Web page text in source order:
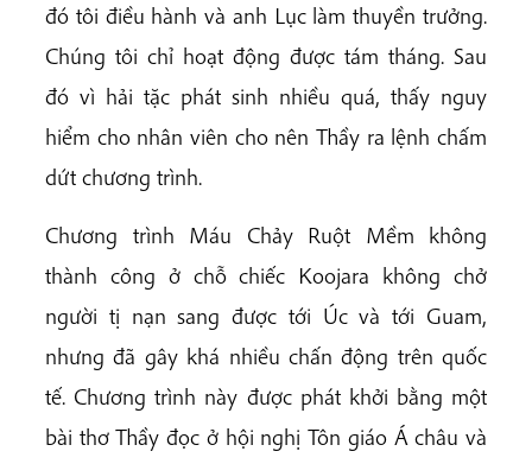
đó tôi điều hành và anh Lục làm thuyền trưởng.
Chúng tôi chỉ hoạt động được tám tháng. Sau
đó vì hải tặc phát sinh nhiều quá, thấy nguy
hiểm cho nhân viên cho nên Thầy ra lệnh chấm
dứt chương trình.
Chương trình Máu Chảy Ruột Mềm không
thành công ở chỗ chiếc Koojara không chở
người tị nạn sang được tới Úc và tới Guam,
nhưng đã gây khá nhiều chấn động trên quốc
tế. Chương trình này được phát khởi bằng một
bài thơ Thầy đọc ở hội nghị Tôn giáo Á châu và